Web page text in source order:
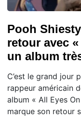
Pooh
retour avec
un album
C’est le grand jour
rappeur américain
album « All Eyes
marque son retour